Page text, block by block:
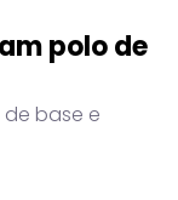
polo de
base e